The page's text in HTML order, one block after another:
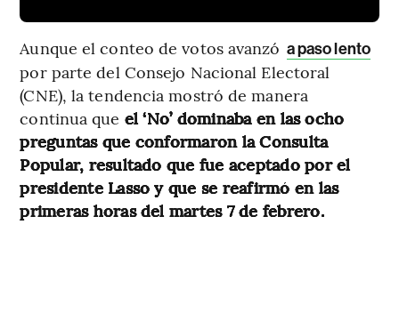
Aunque el conteo de votos avanzó a paso lento
por parte del Consejo Nacional Electoral
(CNE), la tendencia mostró de manera
continua que el ‘No’ dominaba en las ocho
preguntas que conformaron la Consulta
Popular, resultado que fue aceptado por el
presidente Lasso y que se reafirmó en las
primeras horas del martes 7 de febrero.